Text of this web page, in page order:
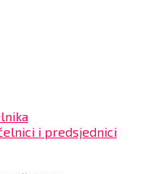
i predsjednici